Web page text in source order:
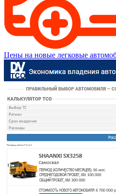
Цены на новые легковые